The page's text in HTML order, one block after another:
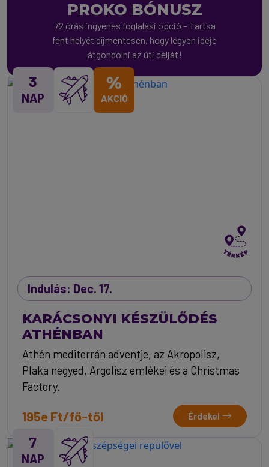
PROKO BÓNUSZ
72 órás ingyenes foglalási opció – Tartsa
fent helyét díjmentesen, hogy legyen ideje
átgondolni az úti célját!
3
NAP
%
AKCIÓ
Indulás: Dec. 17.
KARÁCSONYI KÉSZÜLŐDÉS
ATHÉNBAN
Athén mediterrán adventje, az Akropolisz,
Plaka negyed, Argolisz emlékei és a Christmas
Factory.
195e Ft/fő-től Érdekel
7
NAP